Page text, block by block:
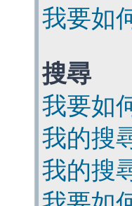
我要如
搜尋
我要如
我的搜
我的搜